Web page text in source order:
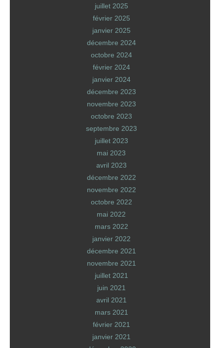
juillet 2025
février 2025
janvier 2025
décembre 2024
octobre 2024
février 2024
janvier 2024
décembre 2023
novembre 2023
octobre 2023
septembre 2023
juillet 2023
mai 2023
avril 2023
décembre 2022
novembre 2022
octobre 2022
mai 2022
mars 2022
janvier 2022
décembre 2021
novembre 2021
juillet 2021
juin 2021
avril 2021
mars 2021
février 2021
janvier 2021